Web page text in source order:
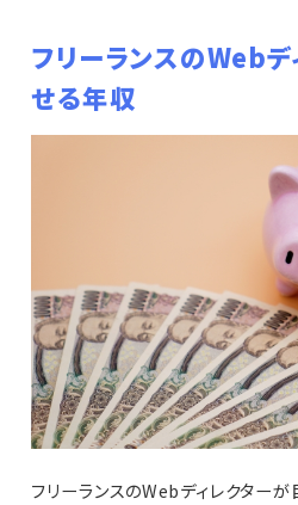
フリーランスのWeb
せる年収
フリーランスのWebディレクター